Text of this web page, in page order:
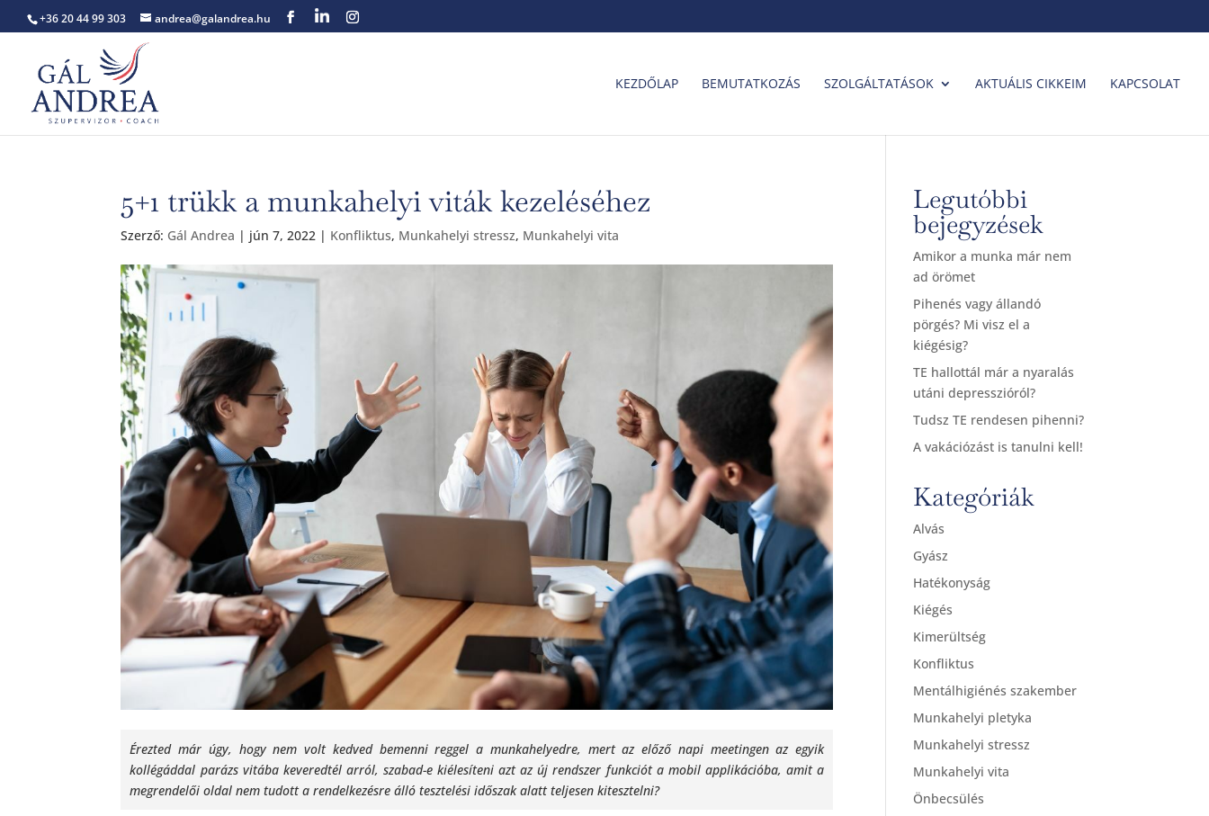
+36 20 44 99 303 andrea@galandrea.hu
KEZDŐLAP BEMUTATKOZÁS SZOLGÁLTATÁSOK AKTUÁLIS CIKKEIM KAPCSOLAT
5+1 trükk a munkahelyi viták kezeléséhez
Szerző: Gál Andrea | jún 7, 2022 | Konfliktus, Munkahelyi stressz, Munkahelyi vita
Érezted már úgy, hogy nem volt kedved bemenni reggel a munkahelyedre, mert az előző napi meetingen az egyik
kollégáddal parázs vitába keveredtél arról, szabad-e kiélesíteni azt az új rendszer funkciót a mobil applikációba, amit a
megrendelői oldal nem tudott a rendelkezésre álló tesztelési időszak alatt teljesen kitesztelni?
Legutóbbi
bejegyzések
Amikor a munka már nem
ad örömet
Pihenés vagy állandó
pörgés? Mi visz el a
kiégésig?
TE hallottál már a nyaralás
utáni depresszióról?
Tudsz TE rendesen pihenni?
A vakációzást is tanulni kell!
Kategóriák
Alvás
Gyász
Hatékonyság
Kiégés
Kimerültség
Konfliktus
Mentálhigiénés szakember
Munkahelyi pletyka
Munkahelyi stressz
Munkahelyi vita
Önbecsülés